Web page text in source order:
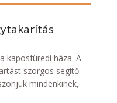
kaposfüredi háza. A
szorgos segítő
mindenkinek,